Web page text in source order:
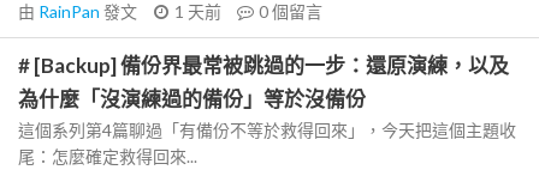
由 RainPan 發文 1 天前 0個留言
# [Backup] 備份界最常被跳過的一步：還原演練，以及
為什麼「沒演練過的備份」等於沒備份
這個系列第4篇聊過「有備份不等於救得回來」，今天把這個主題收
尾：怎麼確定救得回來...